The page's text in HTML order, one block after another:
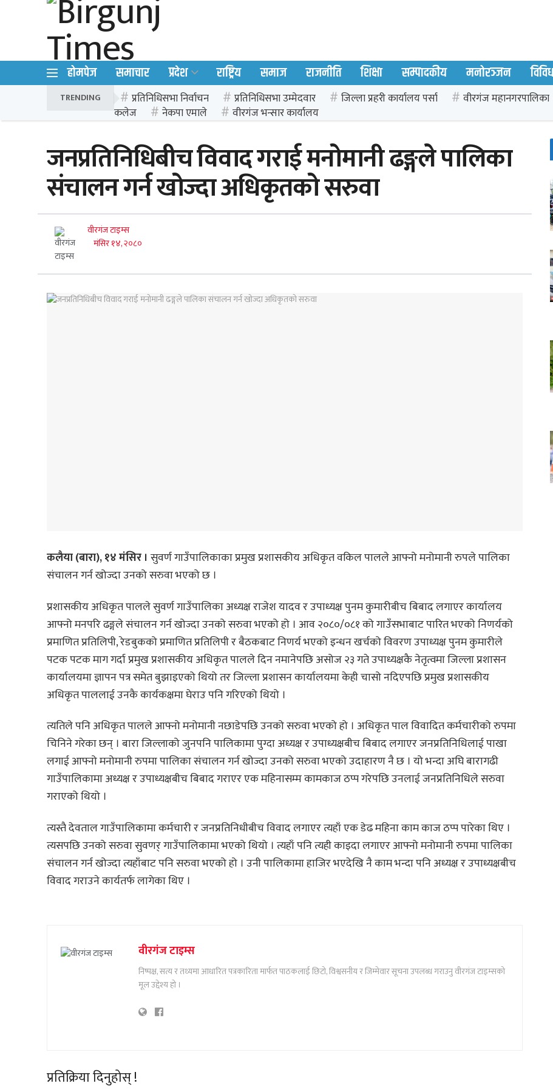
होमपेज समाचार प्रदेश राष्ट्रिय समाज राजनीति शिक्षा सम्पादकीय मनोरञ्जन
TRENDING प्रतिनिधिसभा निर्वाचन प्रतिनिधिसभा उम्मेदवार जिल्ला प्रहरी कार्यालय पर्सा वीरगंज महानगरपालिका
कलेज
नेकपा एमाले वीरगंज भन्सार कार्यालय
जनप्रतिनिधिबीच विवाद गराई मनोमानी ढङ्गले पालिका
संचालन गर्न खोज्दा अधिकृतको सरुवा
वीरगंज टाइम्स
मंसिर १४, २०८०
कलैया (बारा), १४ मंसिर । सुवर्ण गाउँपालिकाका प्रमुख प्रशासकीय अधिकृत वकिल पालले आफ्नो मनोमानी रुपले पालिका
संचालन गर्न खोज्दा उनको सरुवा भएको छ ।
प्रशासकीय अधिकृत पालले सुवर्ण गाउँपालिका अध्यक्ष राजेश यादव र उपाध्यक्ष पुनम कुमारीबीच बिबाद लगाएर कार्यालय
आफ्नो मनपरि ढङ्गले संचालन गर्न खोज्दा उनको सरुवा भएको हो । आव २०८०/०८१ को गाउँसभाबाट पारित भएको निणर्यको
प्रमाणित प्रतिलिपी, रेडबुकको प्रमाणित प्रतिलिपी र बैठकबाट निणर्य भएको इन्धन खर्चको विवरण उपाध्यक्ष पुनम कुमारीले
पटक पटक माग गर्दा प्रमुख प्रशासकीय अधिकृत पालले दिन नमानेपछि असोज २३ गते उपाध्यक्षकै नेतृत्वमा जिल्ला प्रशासन
कार्यालयमा ज्ञापन पत्र समेत बुझाइएको थियो तर जिल्ला प्रशासन कार्यालयमा केही चासो नदिएपछि प्रमुख प्रशासकीय
अधिकृत पाललाई उनकै कार्यकक्षमा घेराउ पनि गरिएको थियो ।
त्यतिले पनि अधिकृत पालले आफ्नो मनोमानी नछाडेपछि उनको सरुवा भएको हो । अधिकृत पाल विवादित कर्मचारीको रुपमा
चिनिने गरेका छन् । बारा जिल्लाको जुनपनि पालिकामा पुग्दा अध्यक्ष र उपाध्यक्षबीच बिबाद लगाएर जनप्रतिनिधिलाई पाखा
लगाई आफ्नो मनोमानी रुपमा पालिका संचालन गर्न खोज्दा उनको सरुवा भएको उदाहारण नै छ । यो भन्दा अघि बारागढी
गाउँपालिकामा अध्यक्ष र उपाध्यक्षबीच बिबाद गराएर एक महिनासम्म कामकाज ठप्प गरेपछि उनलाई जनप्रतिनिधिले सरुवा
गराएको थियो ।
त्यस्तै देवताल गाउँपालिकामा कर्मचारी र जनप्रतिनिधीबीच विवाद लगाएर त्यहाँ एक डेढ महिना काम काज ठप्प पारेका थिए ।
त्यसपछि उनको सरुवा सुवणर् गाउँपालिकामा भएको थियो । त्यहाँ पनि त्यही काइदा लगाएर आफ्नो मनोमानी रुपमा पालिका
संचालन गर्न खोज्दा त्यहाँबाट पनि सरुवा भएको हो । उनी पालिकामा हाजिर भएदेखि नै काम भन्दा पनि अध्यक्ष र उपाध्यक्षबीच
विवाद गराउने कार्यतर्फ लागेका थिए ।
वीरगंज टाइम्स
निष्पक्ष, सत्य र तथ्यमा आधारित पत्रकारिता मार्फत पाठकलाई छिटो, विश्वसनीय र जिम्मेवार सूचना उपलब्ध गराउनु वीरगंज टाइम्सको
मूल उद्देश्य हो ।
प्रतिक्रिया दिनुहोस् !